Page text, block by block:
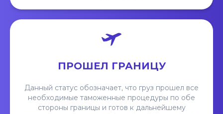
ПРОШЕЛ ГРАНИЦУ
Данный статус обозначает, что груз прошел все
необходимые таможенные процедуры по обе
стороны границы и готов к дальнейшему